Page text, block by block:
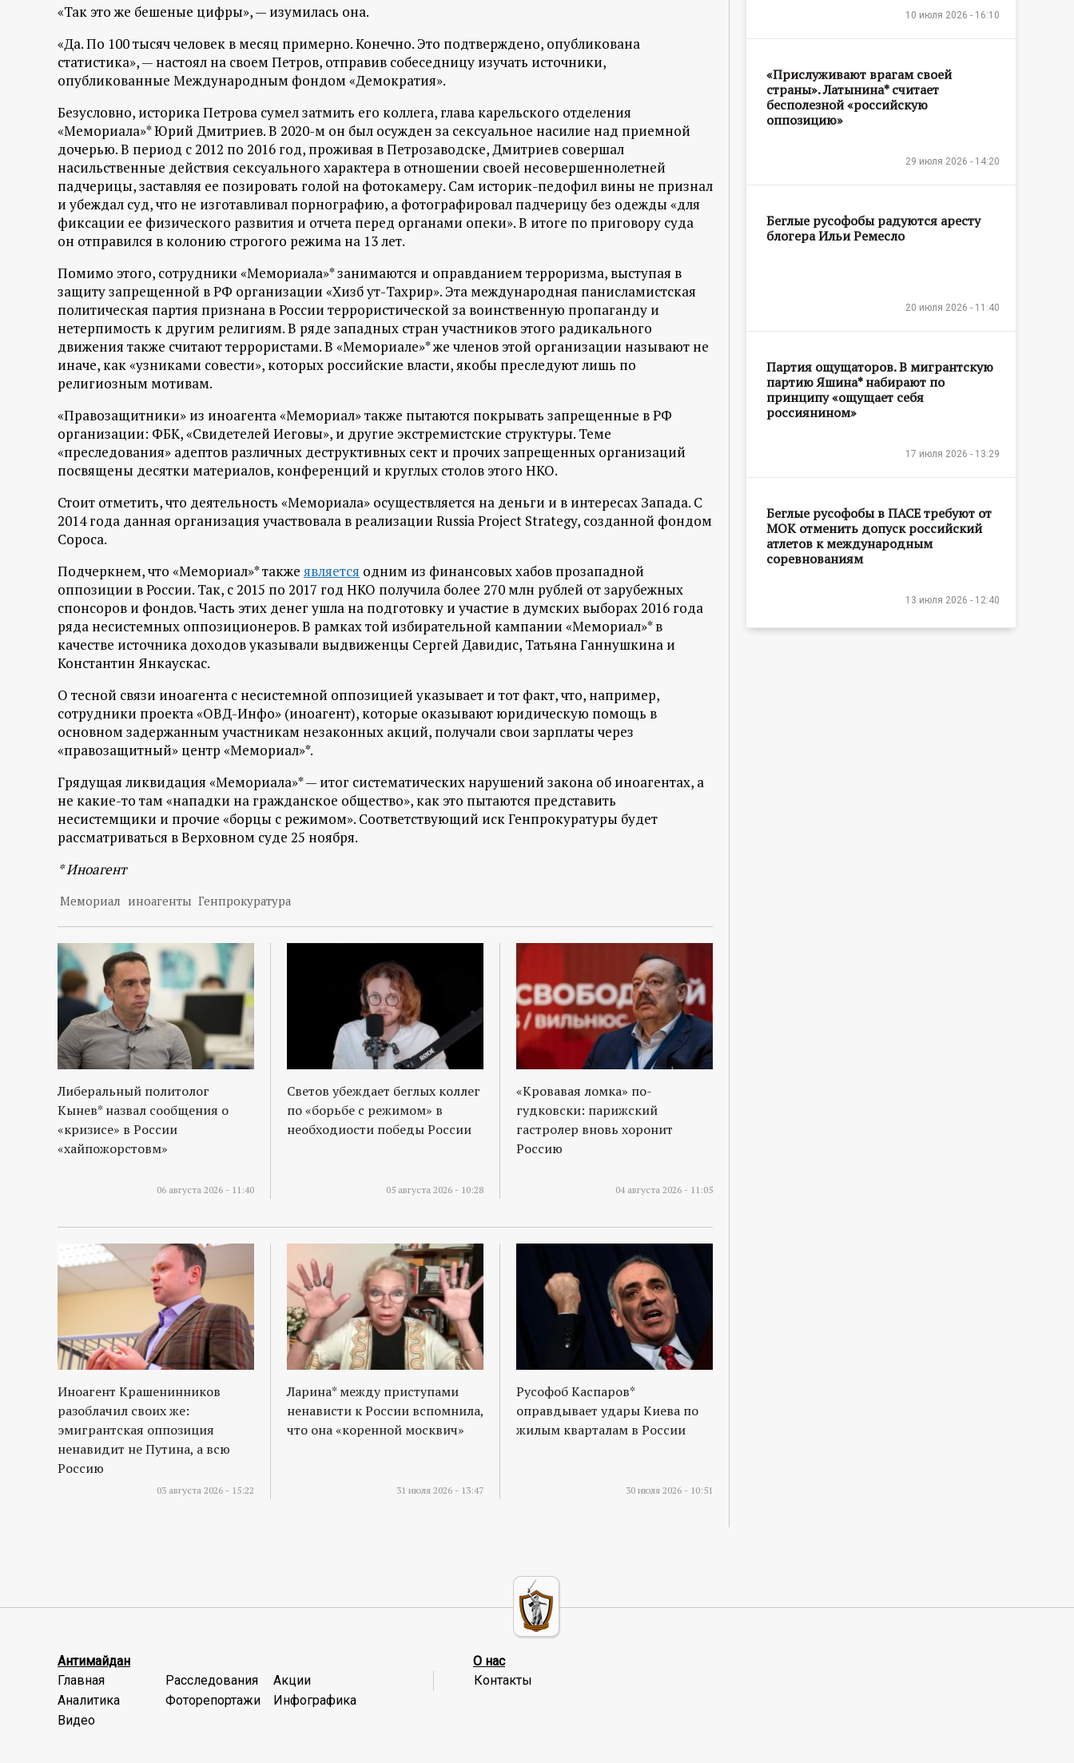
т
а
«Так это же бешеные цифры», — изумилась она.
«Да. По 100 тысяч человек в месяц примерно. Конечно. Это подтверждено, опубликована
статистика», — настоял на своем Петров, отправив собеседницу изучать источники,
опубликованные Международным фондом «Демократия».
Безусловно, историка Петрова сумел затмить его коллега, глава карельского отделения
«Мемориала»* Юрий Дмитриев. В 2020-м он был осужден за сексуальное насилие над приемной
дочерью. В период с 2012 по 2016 год, проживая в Петрозаводске, Дмитриев совершал
насильственные действия сексуального характера в отношении своей несовершеннолетней
падчерицы, заставляя ее позировать голой на фотокамеру. Сам историк-педофил вины не признал
и убеждал суд, что не изготавливал порнографию, а фотографировал падчерицу без одежды «для
фиксации ее физического развития и отчета перед органами опеки». В итоге по приговору суда
он отправился в колонию строгого режима на 13 лет.
Помимо этого, сотрудники «Мемориала»* занимаются и оправданием терроризма, выступая в
защиту запрещенной в РФ организации «Хизб ут-Тахрир». Эта международная панисламистская
политическая партия признана в России террористической за воинственную пропаганду и
нетерпимость к другим религиям. В ряде западных стран участников этого радикального
движения также считают террористами. В «Мемориале»* же членов этой организации называют не
иначе, как «узниками совести», которых российские власти, якобы преследуют лишь по
религиозным мотивам.
«Правозащитники» из иноагента «Мемориал» также пытаются покрывать запрещенные в РФ
организации: ФБК, «Свидетелей Иеговы», и другие экстремистские структуры. Теме
«преследования» адептов различных деструктивных сект и прочих запрещенных организаций
посвящены десятки материалов, конференций и круглых столов этого НКО.
Стоит отметить, что деятельность «Мемориала» осуществляется на деньги и в интересах Запада. С
2014 года данная организация участвовала в реализации Russia Project Strategy, созданной фондом
Сороса.
Подчеркнем, что «Мемориал»* также является одним из финансовых хабов прозападной
оппозиции в России. Так, с 2015 по 2017 год НКО получила более 270 млн рублей от зарубежных
спонсоров и фондов. Часть этих денег ушла на подготовку и участие в думских выборах 2016 года
ряда несистемных оппозиционеров. В рамках той избирательной кампании «Мемориал»* в
качестве источника доходов указывали выдвиженцы Сергей Давидис, Татьяна Ганнушкина и
Константин Янкаускас.
О тесной связи иноагента с несистемной оппозицией указывает и тот факт, что, например,
сотрудники проекта «ОВД-Инфо» (иноагент), которые оказывают юридическую помощь в
основном задержанным участникам незаконных акций, получали свои зарплаты через
«правозащитный» центр «Мемориал»*.
Грядущая ликвидация «Мемориала»* — итог систематических нарушений закона об иноагентах, а
не какие-то там «нападки на гражданское общество», как это пытаются представить
несистемщики и прочие «борцы с режимом». Соответствующий иск Генпрокуратуры будет
рассматриваться в Верховном суде 25 ноября.
* Иноагент
Мемориал иноагенты Генпрокуратура
Либеральный политолог
Кынев* назвал сообщения о
«кризисе» в России
«хайпожорстовм»
06 августа 2026 - 11:40
Светов убеждает беглых коллег
по «борьбе с режимом» в
необходиости победы России
05 августа 2026 - 10:28
«Кровавая ломка» по-
гудковски: парижский
гастролер вновь хоронит
Россию
04 августа 2026 - 11:05
Иноагент Крашенинников
разоблачил своих же:
эмигрантская оппозиция
ненавидит не Путина, а всю
Россию
03 августа 2026 - 15:22
Ларина* между приступами
ненависти к России вспомнила,
что она «коренной москвич»
31 июля 2026 - 13:47
Русофоб Каспаров*
оправдывает удары Киева по
жилым кварталам в России
30 июля 2026 - 10:51
10 июля 2026 - 16:10
«Прислуживают врагам своей
страны». Латынина* считает
бесполезной «российскую
оппозицию»
29 июля 2026 - 14:20
Беглые русофобы радуются аресту
блогера Ильи Ремесло
20 июля 2026 - 11:40
Партия ощущаторов. В мигрантскую
партию Яшина* набирают по
принципу «ощущает себя
россиянином»
17 июля 2026 - 13:29
Беглые русофобы в ПАСЕ требуют от
МОК отменить допуск российский
атлетов к международным
соревнованиям
13 июля 2026 - 12:40
Антимайдан
Главная
Расследования
Акции
Аналитика
Фоторепортажи
Инфографика
Видео
О нас
Контакты